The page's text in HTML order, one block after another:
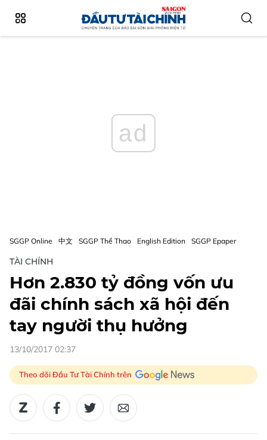
ad
SGGP Online 中文 SGGP Thể Thao English Edition SGGP Epaper
TÀI CHÍNH
Hơn 2.830 tỷ đồng vốn ưu
đãi chính sách xã hội đến
tay người thụ hưởng
13/10/2017 02:37
Theo dõi Đầu Tư Tài Chính trên